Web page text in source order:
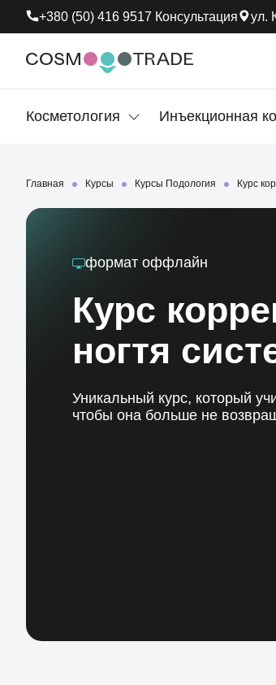
+380 (50) 416 9517 Консультация ул.
Косметология Инъекционная
Главная Курсы Курсы Подология Курс
формат оффлайн
Курс
ногтя
Уникальный курс, который
чтобы она больше не